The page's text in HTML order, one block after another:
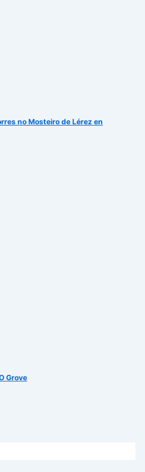
no Mosteiro de Lérez en
Grove